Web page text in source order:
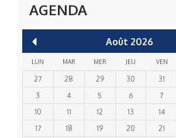
AGENDA
Août 2026
LUN MAR MER JEU VEN
27 28 29 30 31
3
4 5 6 7
10
11 12 13 14
17
18 19 20 21